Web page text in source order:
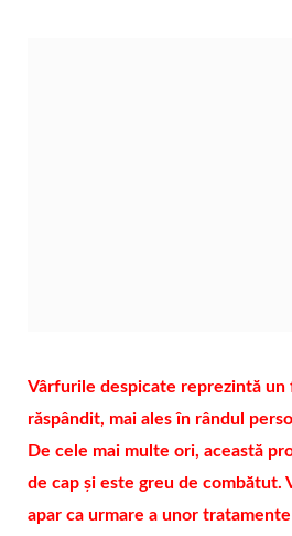
Vârfurile despicate reprezintă un
răspândit, mai ales în rândul
De cele mai multe ori, această
de cap și este greu de combătut.
apar ca urmare a unor